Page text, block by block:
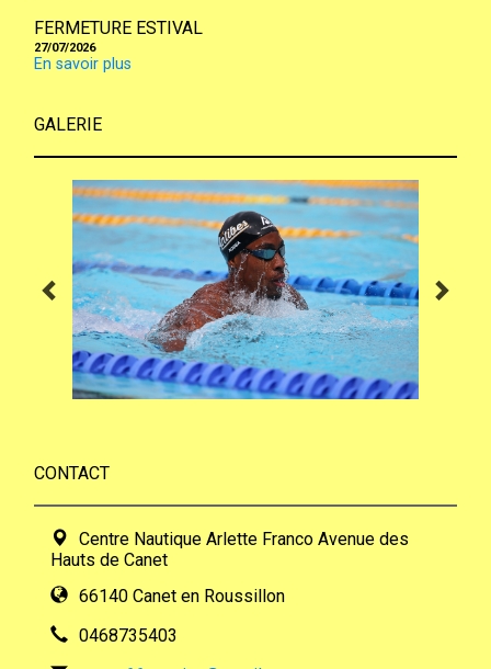
FERMETURE ESTIVAL
27/07/2026
En savoir plus
GALERIE
CONTACT
Centre Nautique Arlette Franco Avenue des
Hauts de Canet
66140 Canet en Roussillon
0468735403